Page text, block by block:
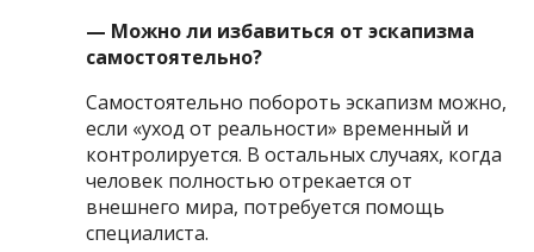
— Можно ли избавиться от эскапизма
самостоятельно?
Самостоятельно побороть эскапизм можно,
если «уход от реальности» временный и
контролируется. В остальных случаях, когда
человек полностью отрекается от
внешнего мира, потребуется помощь
специалиста.